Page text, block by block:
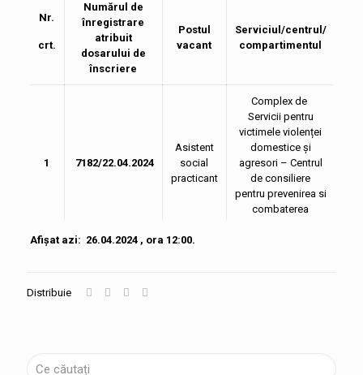
Nr.
crt.
Numărul de
înregistrare
atribuit
dosarului de
înscriere
Postul
vacant
Serviciul/centrul/
compartimentul
1 7182/22.04.2024
Asistent
social
practicant
Complex de
Servicii pentru
victimele violenței
domestice și
agresori – Centrul
de consiliere
pentru prevenirea si
combaterea
Afișat azi: 26.04.2024 , ora 12:00.
Distribuie